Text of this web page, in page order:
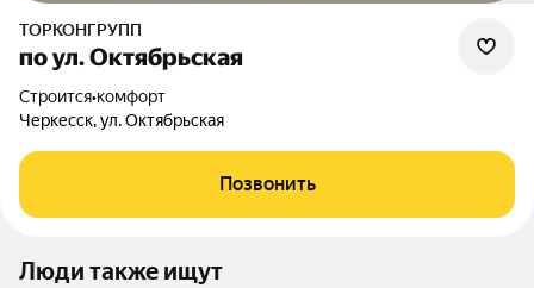
ТОРКОНГРУПП
по ул. Октябрьская
Строится•комфорт
Черкесск, ул. Октябрьская
Позвонить
Люди также ищут